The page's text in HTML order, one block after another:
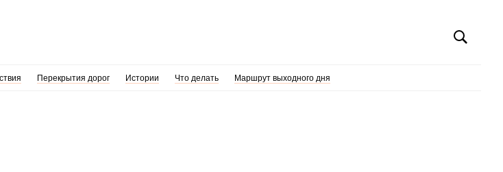
Перекрытия дорог Истории Что делать Маршрут выходного дня